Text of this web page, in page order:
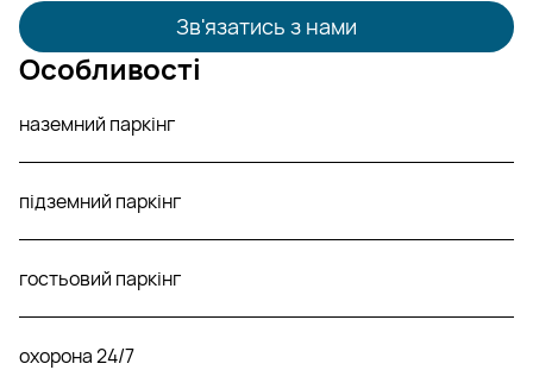
Зв'язатись з нами
Особливості
наземний паркінг
підземний паркінг
гостьовий паркінг
охорона 24/7